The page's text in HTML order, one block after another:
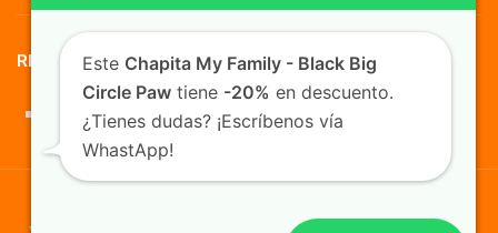
REDES SOCIALES
TusMascotas.cl
Este Chapita My Family - Black Big
Circle Paw tiene -20% en descuento.
¿Tienes dudas? ¡Escríbenos vía
WhastApp!